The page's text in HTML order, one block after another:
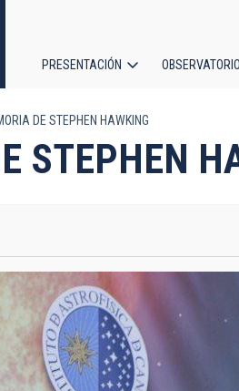
principal
PRESENTACIÓN
DE STEPHEN HAWKING
STEPHEN